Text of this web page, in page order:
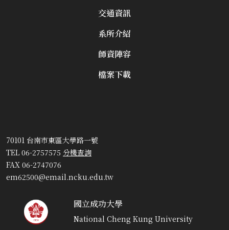
交通資訊
系所介紹
師資陣容
檔案下載
70101 台南市東區大學路一號
TEL 06-2757575 分機查詢
FAX 06-2747076
em62500@email.ncku.edu.tw
國立成功大學
National Cheng Kung University